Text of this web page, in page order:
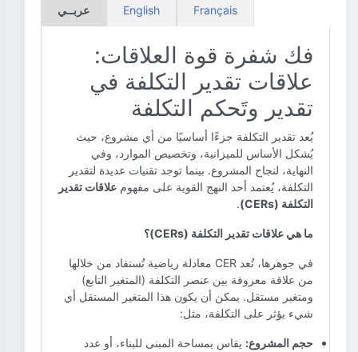
عربــي English Français
فك شفرة قوة العلاقات:
علاقات تقدير التكلفة في
تقدير وتَحكم التكلفة
يُعد تقدير التكلفة جزءًا أساسيًا من أي مشروع، حيث
يُشكل الأساس للميزانية، وتخصيص الموارد، وفي
النهاية، لنجاح المشروع. بينما توجد تقنيات عديدة لتقدير
التكلفة، يُعتمد أحد النهج القوية على مفهوم علاقات تقدير
التكلفة (CERs)
.
ما هي علاقات تقدير التكلفة (CERs)؟
في جوهرها، تُعد CER معادلة رياضية تُستفاد من خلالها
من علاقة معروفة بين عنصر التكلفة (المتغير التابع)
ومتغير مستقل. يمكن أن يكون هذا المتغير المستقل أي
شيء يؤثر على التكلفة، مثل:
حجم المشروع: يقاس بمساحة المبنى للبناء، أو عدد